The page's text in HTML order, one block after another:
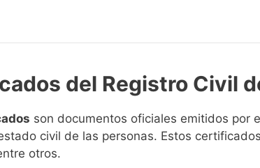
del Registro Civil
son documentos oficiales emitidos por
civil de las personas. Estos
otros.